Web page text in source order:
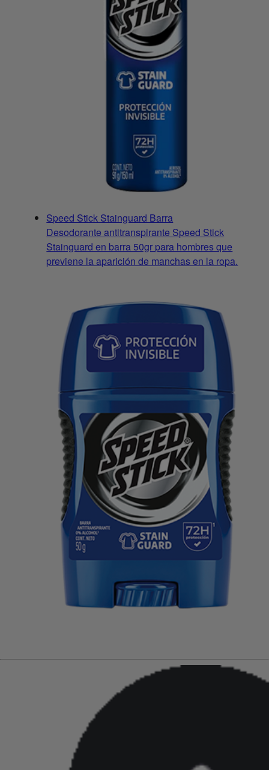
Speed Stick Stainguard Barra
Desodorante antitranspirante Speed Stick
Stainguard en barra 50gr para hombres que
previene la aparición de manchas en la ropa.